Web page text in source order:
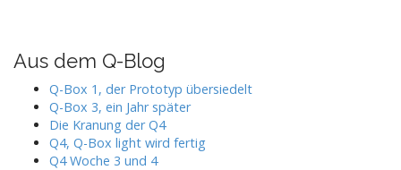
n
Aus dem Q-Blog
Q-Box 1, der Prototyp übersiedelt
Q-Box 3, ein Jahr später
Die Kranung der Q4
Q4, Q-Box light wird fertig
Q4 Woche 3 und 4